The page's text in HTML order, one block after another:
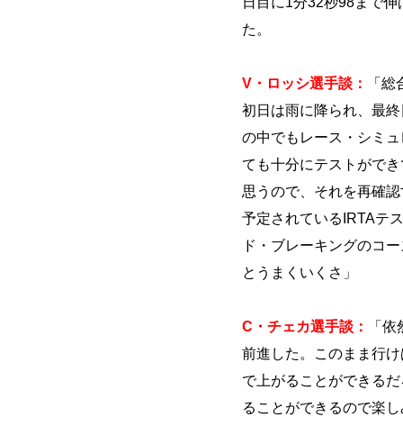
た。
V・ロッシ選手談：
「
初日は雨に降られ、最
の中でもレース・シミ
ても十分にテストがで
思うので、それを再確
予定されているIRTAテ
ド・ブレーキングのコ
とうまくいくさ」
C・チェカ選手談：
「
前進した。このまま行
で上がることができる
ることができるので楽